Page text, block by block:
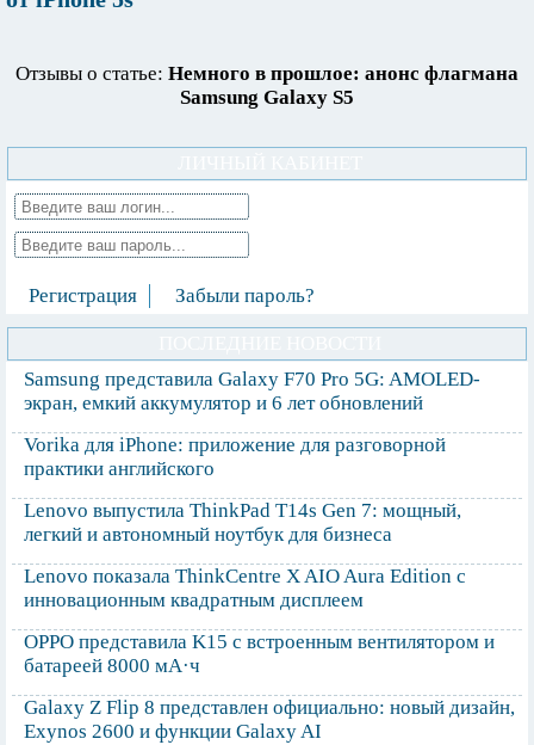
Отзывы о статье: Немного в прошлое: анонс флагмана
Samsung Galaxy S5
Регистрация Забыли пароль?
Samsung представила Galaxy F70 Pro 5G: AMOLED-
экран, емкий аккумулятор и 6 лет обновлений
Vorika для iPhone: приложение для разговорной
практики английского
Lenovo выпустила ThinkPad T14s Gen 7: мощный,
легкий и автономный ноутбук для бизнеса
Lenovo показала ThinkCentre X AIO Aura Edition с
инновационным квадратным дисплеем
OPPO представила K15 с встроенным вентилятором и
батареей 8000 мА·ч
Galaxy Z Flip 8 представлен официально: новый дизайн,
Exynos 2600 и функции Galaxy AI